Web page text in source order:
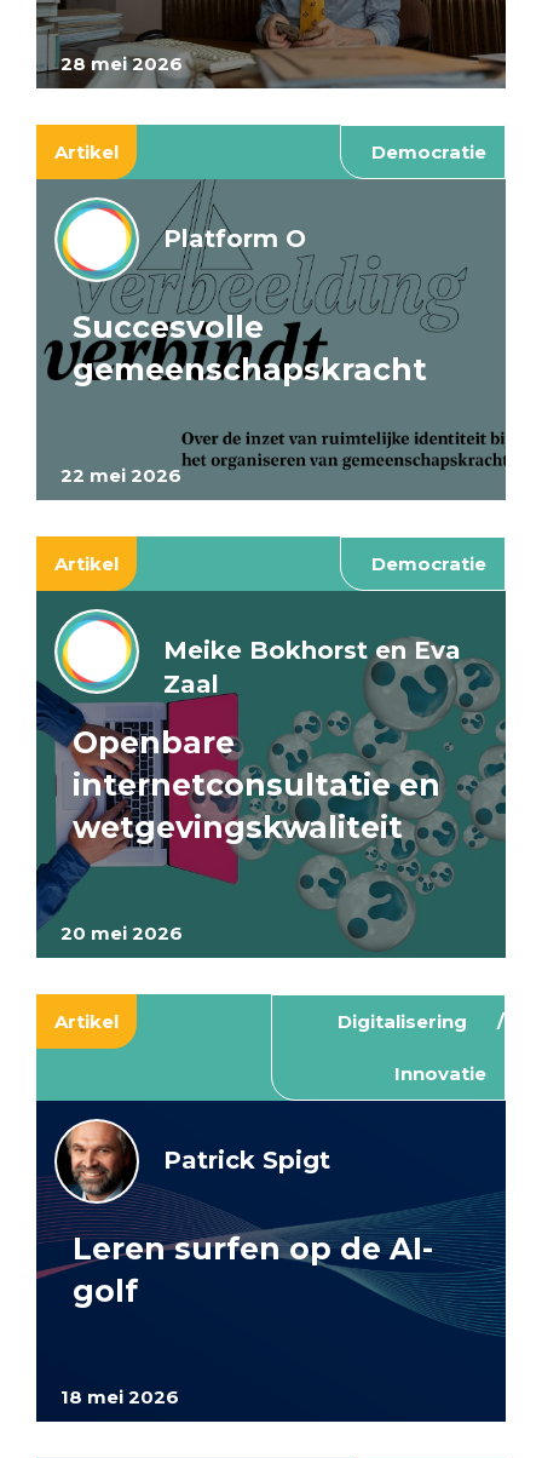
28 mei 2026
Artikel Democratie
22 mei 2026
Platform O
Succesvolle
gemeenschapskracht
Artikel Democratie
20 mei 2026
Meike Bokhorst en Eva
Zaal
Openbare
internetconsultatie en
wetgevingskwaliteit
Artikel Digitalisering
Innovatie
18 mei 2026
Patrick Spigt
Leren surfen op de AI-
golf